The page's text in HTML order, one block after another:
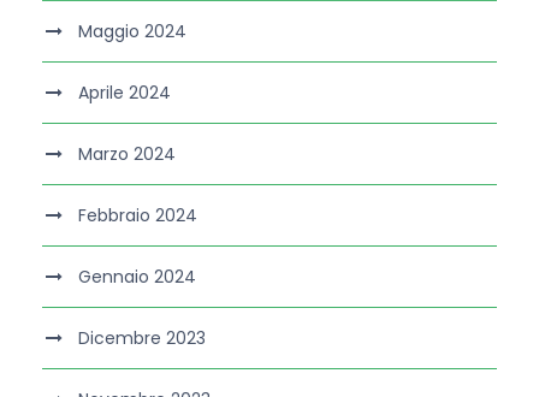
Maggio 2024
Aprile 2024
Marzo 2024
Febbraio 2024
Gennaio 2024
Dicembre 2023